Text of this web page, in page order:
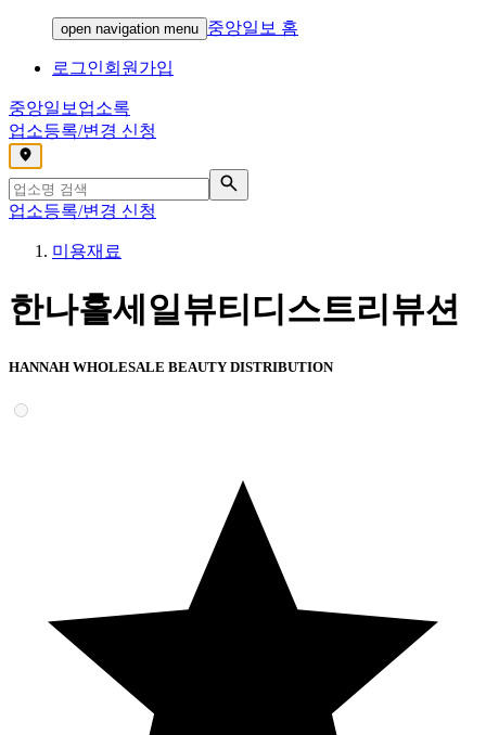
open navigation menu 중앙일보 홈
로그인회원가입
중앙일보 업소록
업소등록/변경 신청
,
업소등록/변경 신청
미용재료
한나홀세일뷰티디스트리뷰션
HANNAH WHOLESALE BEAUTY DISTRIBUTION